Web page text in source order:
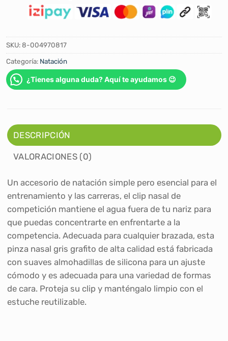
SKU:8-004970817
Categoría: Natación
¿Tienes alguna duda? Aquí te ayudamos 😉
DESCRIPCIÓN
VALORACIONES (0)
Un accesorio de natación simple pero esencial para el
entrenamiento y las carreras, el clip nasal de
competición mantiene el agua fuera de tu nariz para
que puedas concentrarte en enfrentarte a la
competencia. Adecuada para cualquier brazada, esta
pinza nasal gris grafito de alta calidad está fabricada
con suaves almohadillas de silicona para un ajuste
cómodo y es adecuada para una variedad de formas
de cara. Proteja su clip y manténgalo limpio con el
estuche reutilizable.